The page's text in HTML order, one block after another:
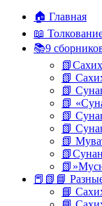
содержимому
🏠 Главная
📖
📚9
📗
📗
📗
📗
📗
📗
📕📗📘
📘